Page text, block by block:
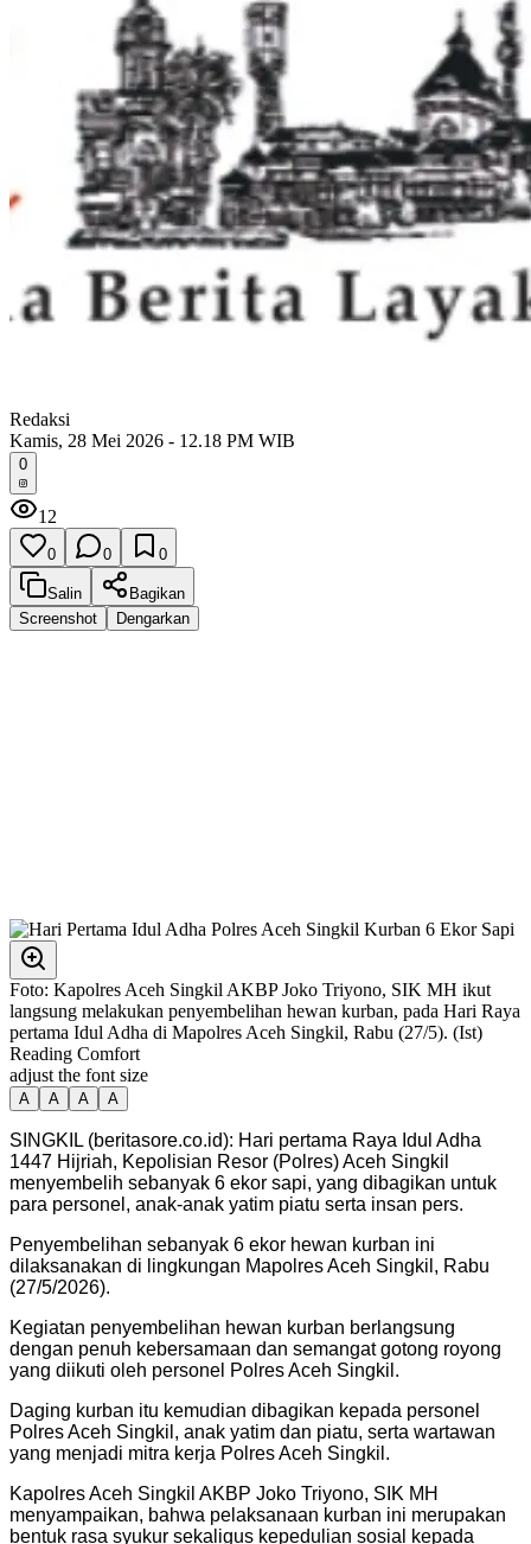
Redaksi
Kamis, 28 Mei 2026 - 12.18 PM WIB
0
12
0 0 0
Salin
Bagikan
Screenshot
Dengarkan
Foto: Kapolres Aceh Singkil AKBP Joko Triyono, SIK MH ikut
langsung melakukan penyembelihan hewan kurban, pada Hari Raya
pertama Idul Adha di Mapolres Aceh Singkil, Rabu (27/5). (Ist)
Reading Comfort
adjust the font size
A A A A
SINGKIL (beritasore.co.id): Hari pertama Raya Idul Adha
1447 Hijriah, Kepolisian Resor (Polres) Aceh Singkil
menyembelih sebanyak 6 ekor sapi, yang dibagikan untuk
para personel, anak-anak yatim piatu serta insan pers.
Penyembelihan sebanyak 6 ekor hewan kurban ini
dilaksanakan di lingkungan Mapolres Aceh Singkil, Rabu
(27/5/2026).
Kegiatan penyembelihan hewan kurban berlangsung
dengan penuh kebersamaan dan semangat gotong royong
yang diikuti oleh personel Polres Aceh Singkil.
Daging kurban itu kemudian dibagikan kepada personel
Polres Aceh Singkil, anak yatim dan piatu, serta wartawan
yang menjadi mitra kerja Polres Aceh Singkil.
Kapolres Aceh Singkil AKBP Joko Triyono, SIK MH
menyampaikan, bahwa pelaksanaan kurban ini merupakan
bentuk rasa syukur sekaligus kepedulian sosial kepada